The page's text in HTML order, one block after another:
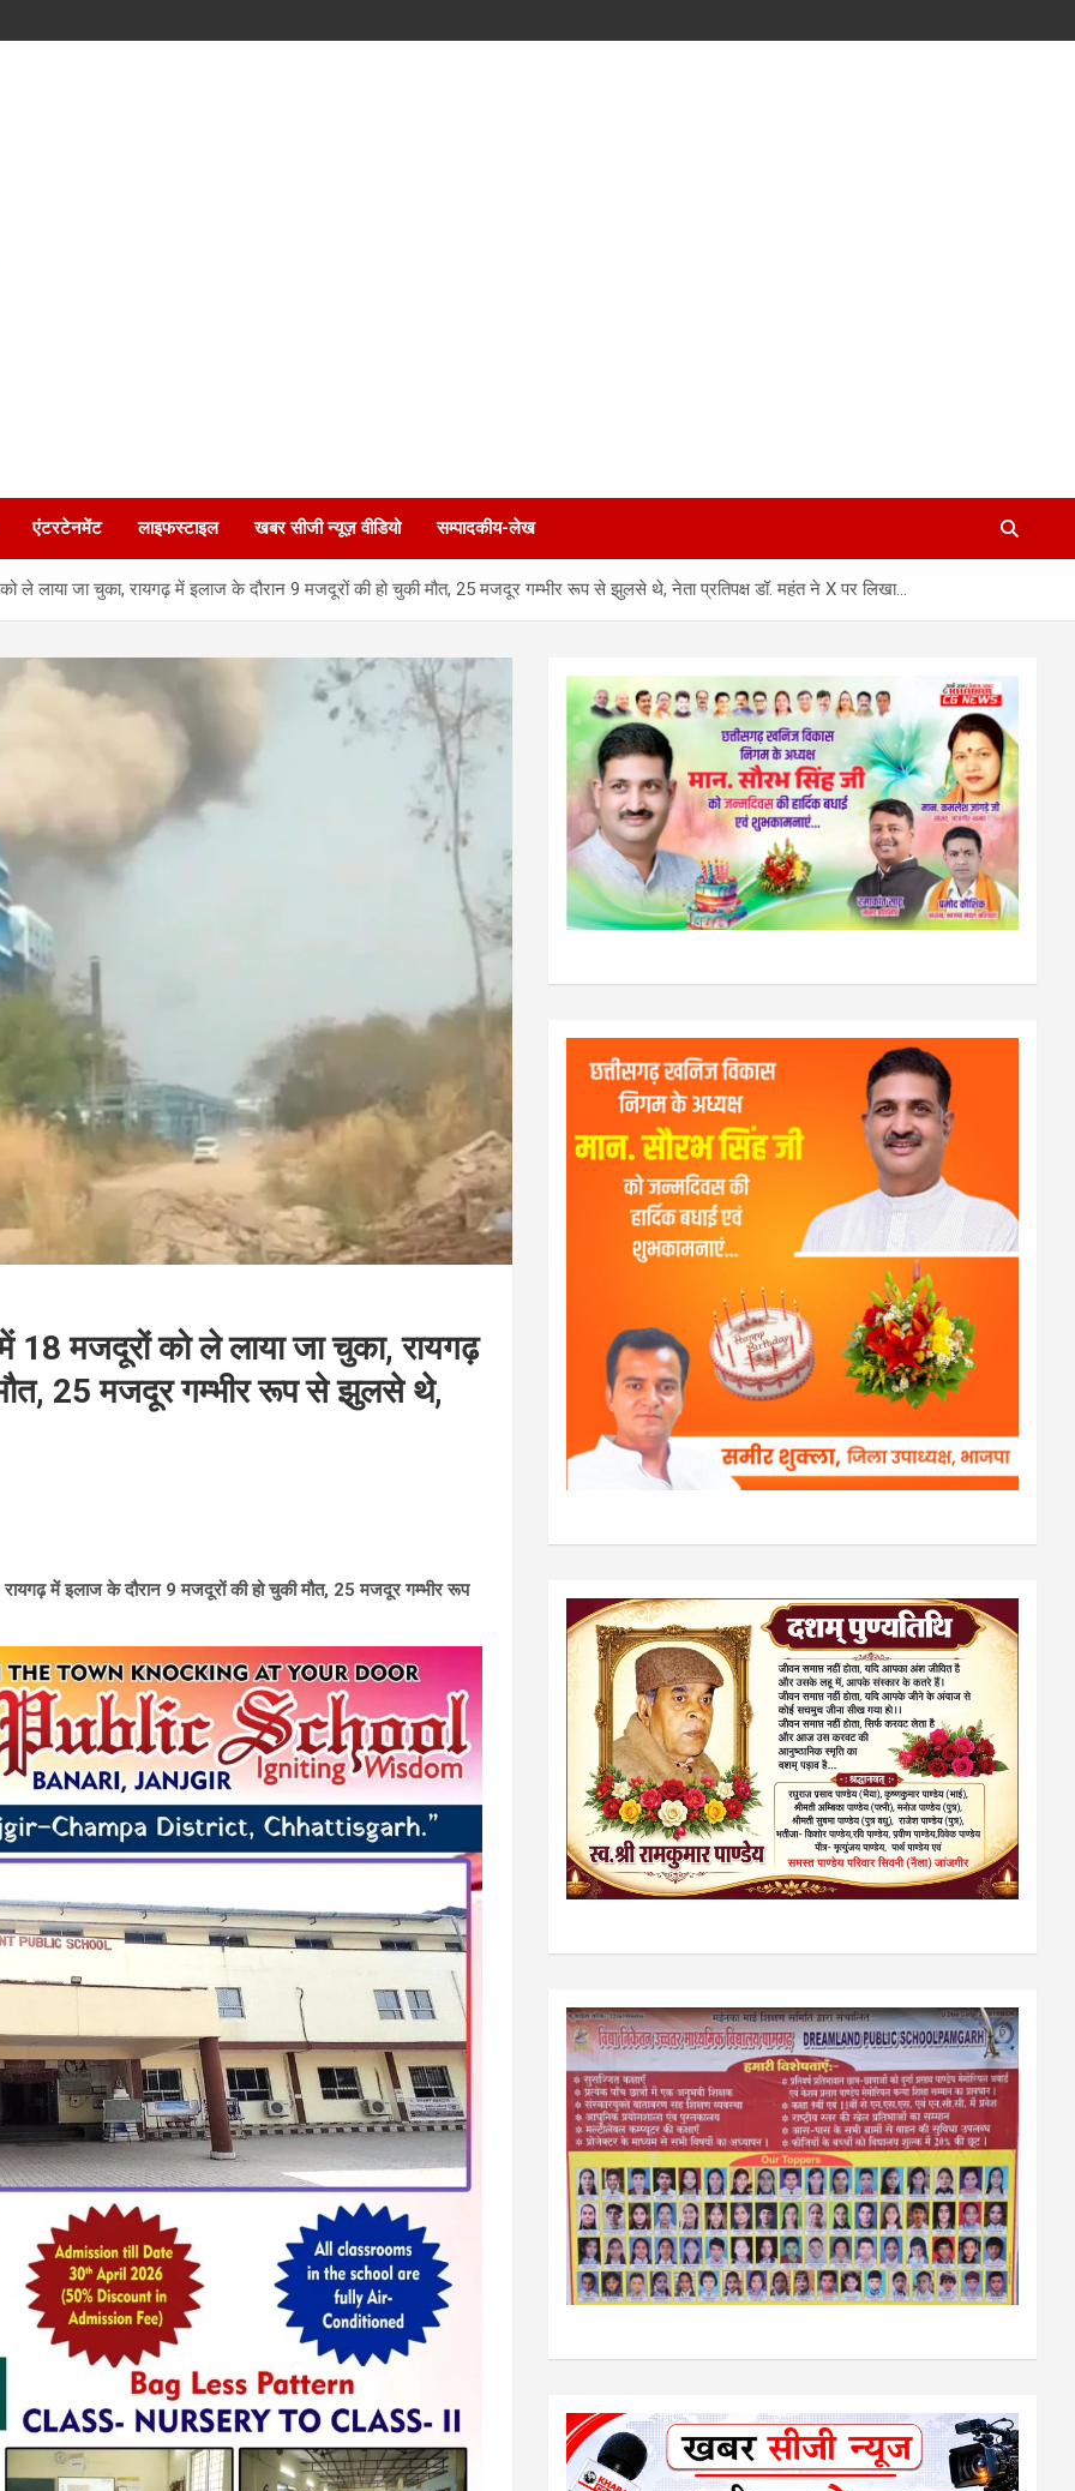
एंटरटेनमेंट लाइफस्टाइल खबर सीजी न्यूज़ वीडियो सम्पादकीय-लेख
लाया जा चुका, रायगढ़ में इलाज के दौरान 9 मजदूरों की हो चुकी मौत, 25 मजदूर गम्भीर रूप से झुलसे थे, नेता प्रतिपक्ष डॉ. महंत ने X पर लिखा…
मजदूरों को ले लाया जा चुका, रायगढ़
25 मजदूर गम्भीर रूप से झुलसे थे,
में इलाज के दौरान 9 मजदूरों की हो चुकी मौत, 25 मजदूर गम्भीर रूप